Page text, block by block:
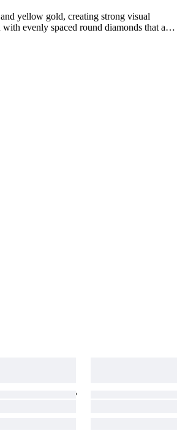
yellow gold, creating strong visual
evenly spaced round diamonds that add